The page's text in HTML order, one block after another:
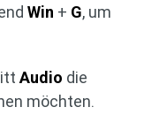
Win + G, um
Audio die
möchten.